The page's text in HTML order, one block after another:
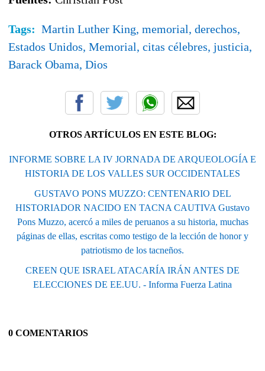
Tags: Martin Luther King, memorial, derechos,
Estados Unidos, Memorial, citas célebres, justicia,
Barack Obama, Dios
OTROS ARTÍCULOS EN ESTE BLOG:
INFORME SOBRE LA IV JORNADA DE ARQUEOLOGÍA E
HISTORIA DE LOS VALLES SUR OCCIDENTALES
GUSTAVO PONS MUZZO: CENTENARIO DEL
HISTORIADOR NACIDO EN TACNA CAUTIVA Gustavo
Pons Muzzo, acercó a miles de peruanos a su historia, muchas
páginas de ellas, escritas como testigo de la lección de honor y
patriotismo de los tacneños.
CREEN QUE ISRAEL ATACARÍA IRÁN ANTES DE
ELECCIONES DE EE.UU. - Informa Fuerza Latina
0 COMENTARIOS